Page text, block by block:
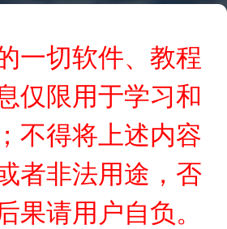
一切软件、教程
仅限用于学习和
不得将上述内容
者非法用途，否
果请用户自负。